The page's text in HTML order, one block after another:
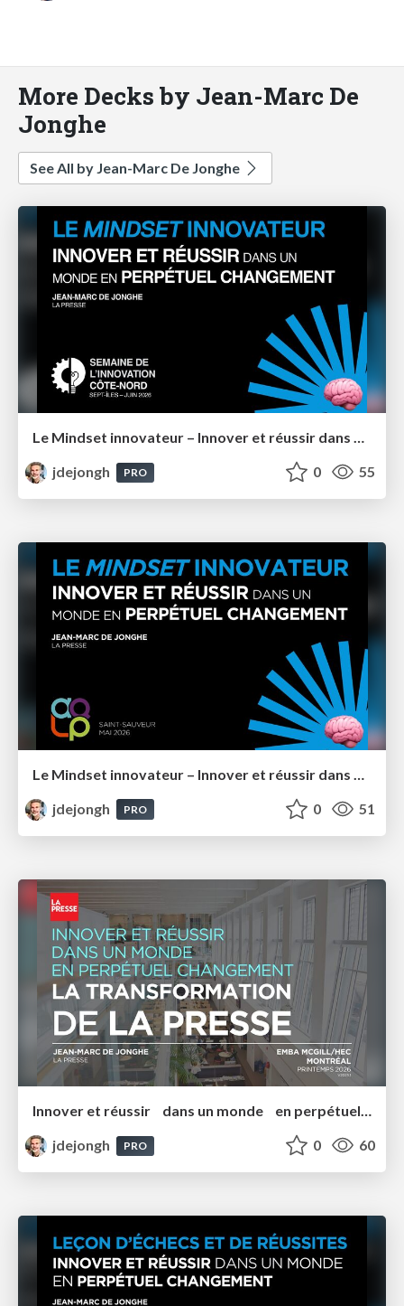
More Decks by Jean-Marc De
Jonghe
See All by Jean-Marc De Jonghe
Le Mindset innovateur – Innover et réussir dans un monde en perpétuel changement – Semaine de l'innovation Côte-Nord 2026
jdejongh
PRO 0 55
jdejongh
PRO 0 51
Innover et réussir dans un monde en perpétuel changement EMBA 2026
jdejongh
PRO 0 60